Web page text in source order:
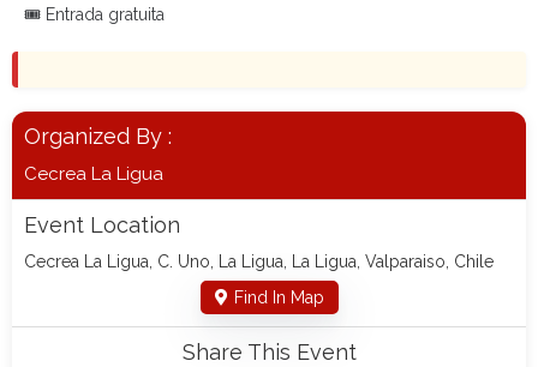
🎟️ Entrada gratuita
Organized By :
Cecrea La Ligua
Event Location
Cecrea La Ligua, C. Uno, La Ligua, La Ligua, Valparaiso, Chile
Find In Map
Share This Event